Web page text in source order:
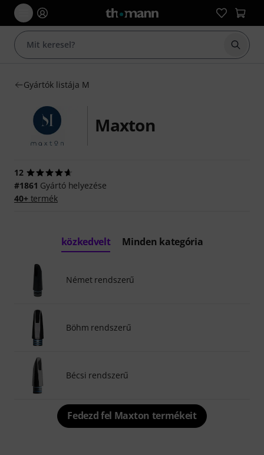
Gyártók listája M
Maxton
12
#1861 Gyártó helyezése
40+termék
közkedvelt Minden kategória
Német rendszerű
Böhm rendszerű
Bécsi rendszerű
Fedezd fel Maxton termékeit